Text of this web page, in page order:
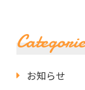
お知らせ